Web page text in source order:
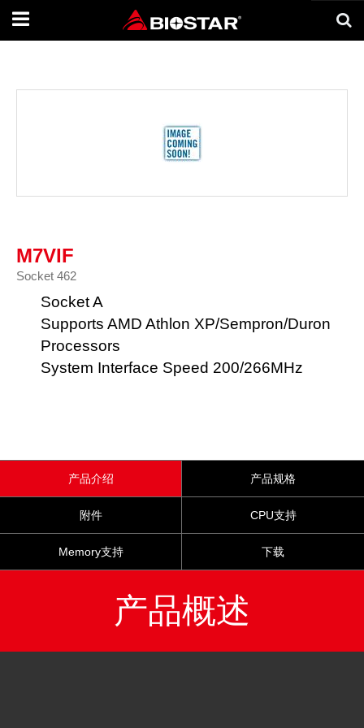
Toggle
M7VIF
Socket 462
Socket A
Supports AMD Athlon XP/Sempron/Duron
Processors
System Interface Speed 200/266MHz
产品介绍 产品规格
附件 CPU支持
Memory支持 下载
产品概述